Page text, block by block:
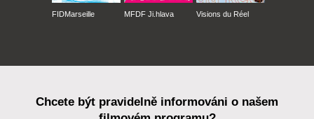
FIDMarseille MFDF Ji.hlava Visions du Réel
Chcete být pravidelně informováni o našem